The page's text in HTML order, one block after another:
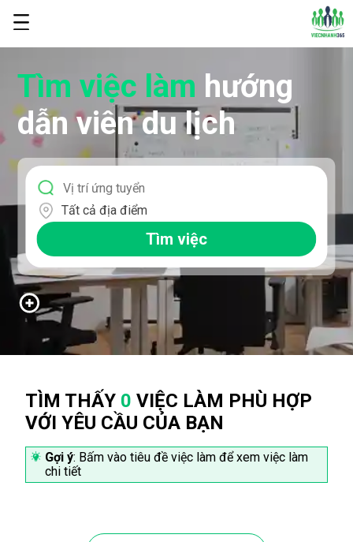
Tìm việc làm hướng
dẫn viên du lịch
Tất cả địa điểm
Tìm việc
TÌM THẤY 0 VIỆC LÀM PHÙ HỢP
VỚI YÊU CẦU CỦA BẠN
Gợi ý: Bấm vào tiêu đề việc làm để xem việc làm
chi tiết